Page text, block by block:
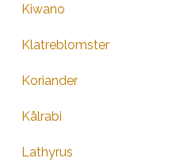
Kiwano
Klatreblomster
Koriander
Kålrabi
Lathyrus